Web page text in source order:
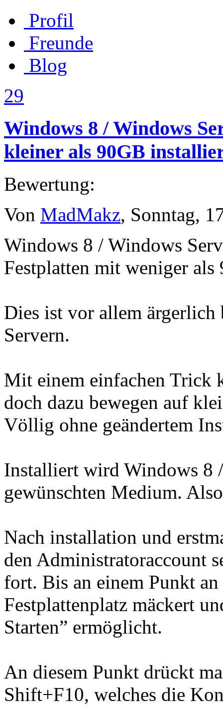
Profil
Freunde
Blog
29
Windows 8 / Windows
kleiner als 90GB
Bewertung:
Von MadMakz, Sonntag,
Windows 8 / Windows
Festplatten mit weniger
Dies ist vor allem ärgerlich
Servern.
Mit einem einfachen Trick
doch dazu bewegen auf
Völlig ohne geändertem
Installiert wird Windows 8
gewünschten Medium.
Nach installation und
den Administratoraccount
fort. Bis an einem Punkt
Festplattenplatz mäckert
Starten” ermöglicht.
An diesem Punkt drückt
Shift+F10, welches die